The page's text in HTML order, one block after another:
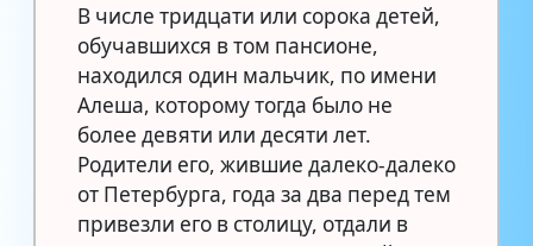
В числе тридцати или сорока детей,
обучавшихся в том пансионе,
находился один мальчик, по имени
Алеша, которому тогда было не
более девяти или десяти лет.
Родители его, жившие далеко-далеко
от Петербурга, года за два перед тем
привезли его в столицу, отдали в